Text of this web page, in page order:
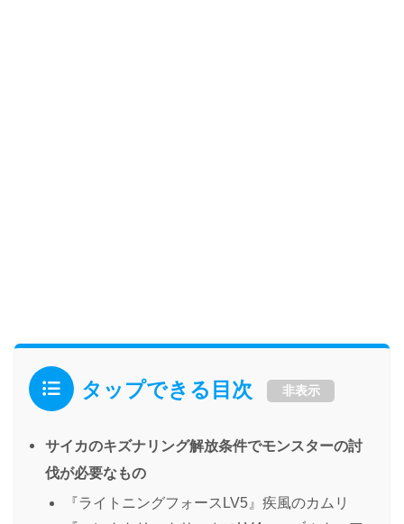
タップできる目次 非表示
サイカのキズナリング解放条件でモンスターの討
伐が必要なもの
『ライトニングフォースLV5』疾風のカムリ